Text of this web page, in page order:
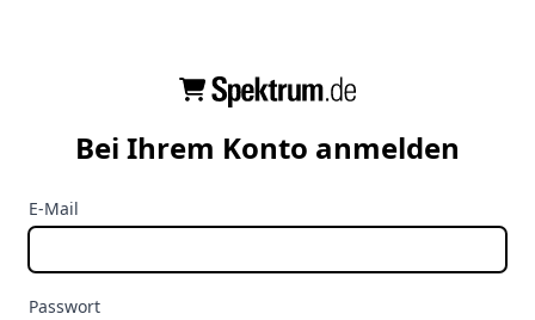
Bei Ihrem Konto anmelden
E-Mail
Passwort